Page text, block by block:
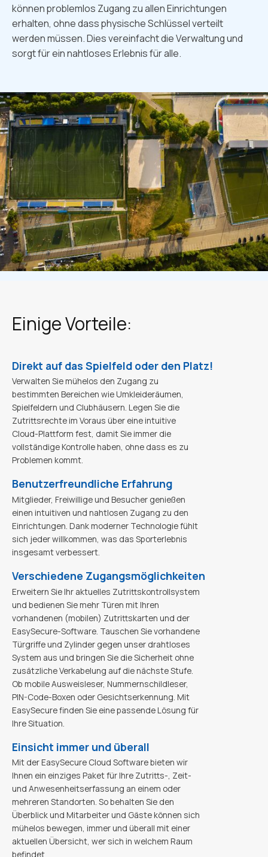
können problemlos Zugang zu allen Einrichtungen
erhalten, ohne dass physische Schlüssel verteilt
werden müssen. Dies vereinfacht die Verwaltung und
sorgt für ein nahtloses Erlebnis für alle.
Einige Vorteile:
Direkt auf das Spielfeld oder den Platz!
Verwalten Sie mühelos den Zugang zu
bestimmten Bereichen wie Umkleideräumen,
Spielfeldern und Clubhäusern. Legen Sie die
Zutrittsrechte im Voraus über eine intuitive
Cloud-Plattform fest, damit Sie immer die
vollständige Kontrolle haben, ohne dass es zu
Problemen kommt.
Benutzerfreundliche Erfahrung
Mitglieder, Freiwillige und Besucher genießen
einen intuitiven und nahtlosen Zugang zu den
Einrichtungen. Dank moderner Technologie fühlt
sich jeder willkommen, was das Sporterlebnis
insgesamt verbessert.
Verschiedene Zugangsmöglichkeiten
Erweitern Sie Ihr aktuelles Zutrittskontrollsystem
und bedienen Sie mehr Türen mit Ihren
vorhandenen (mobilen) Zutrittskarten und der
EasySecure-Software. Tauschen Sie vorhandene
Türgriffe und Zylinder gegen unser drahtloses
System aus und bringen Sie die Sicherheit ohne
zusätzliche Verkabelung auf die nächste Stufe.
Ob mobile Ausweisleser, Nummernschildleser,
PIN-Code-Boxen oder Gesichtserkennung. Mit
EasySecure finden Sie eine passende Lösung für
Ihre Situation.
Einsicht immer und überall
Mit der EasySecure Cloud Software bieten wir
Ihnen ein einziges Paket für Ihre Zutritts-, Zeit-
und Anwesenheitserfassung an einem oder
mehreren Standorten. So behalten Sie den
Überblick und Mitarbeiter und Gäste können sich
mühelos bewegen, immer und überall mit einer
aktuellen Übersicht, wer sich in welchem Raum
befindet.